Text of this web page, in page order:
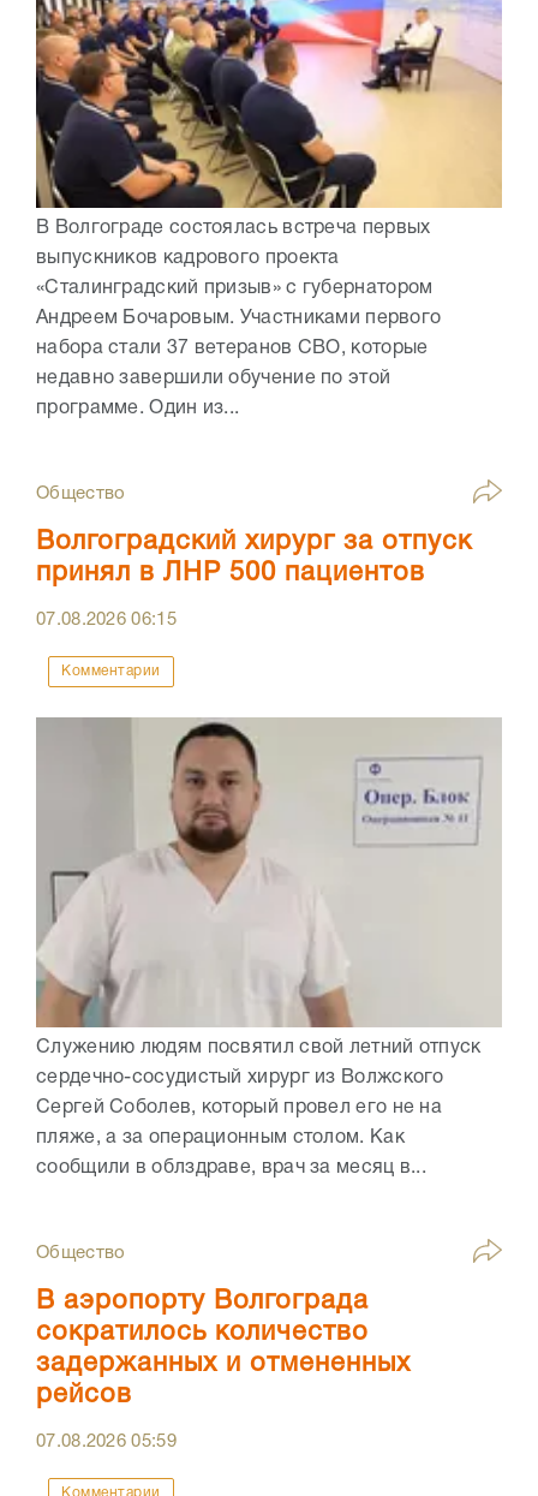
В Волгограде состоялась встреча первых
выпускников кадрового проекта
«Сталинградский призыв» с губернатором
Андреем Бочаровым. Участниками первого
набора стали 37 ветеранов СВО, которые
недавно завершили обучение по этой
программе. Один из...
Общество
Волгоградский хирург за отпуск
принял в ЛНР 500 пациентов
07.08.202606:15
Комментарии
Служению людям посвятил свой летний отпуск
сердечно-сосудистый хирург из Волжского
Сергей Соболев, который провел его не на
пляже, а за операционным столом. Как
сообщили в облздраве, врач за месяц в...
Общество
В аэропорту Волгограда
сократилось количество
задержанных и отмененных
рейсов
07.08.202605:59
Комментарии